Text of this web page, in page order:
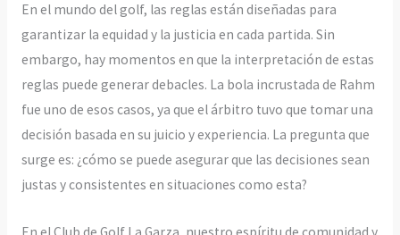
En el mundo del golf, las reglas están diseñadas para
garantizar la equidad y la justicia en cada partida. Sin
embargo, hay momentos en que la interpretación de estas
reglas puede generar debacles. La bola incrustada de Rahm
fue uno de esos casos, ya que el árbitro tuvo que tomar una
decisión basada en su juicio y experiencia. La pregunta que
surge es: ¿cómo se puede asegurar que las decisiones sean
justas y consistentes en situaciones como esta?